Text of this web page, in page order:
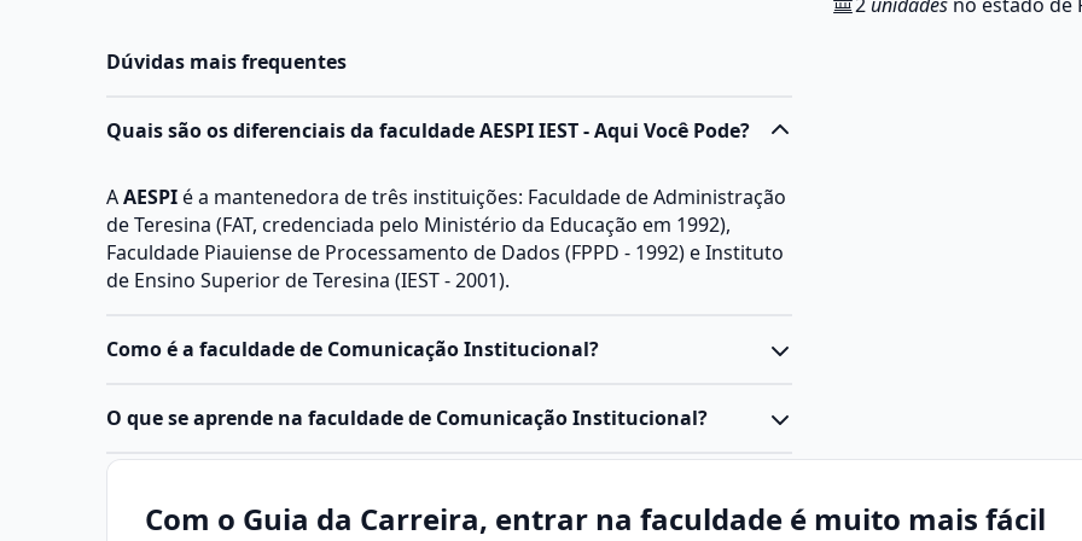
Dúvidas mais frequentes
Quais são os diferenciais da faculdade AESPI IEST - Aqui Você Pode?
AAESPIé a mantenedora de três instituições: Faculdade de Administração
de Teresina (FAT, credenciada pelo Ministério da Educação em 1992),
Faculdade Piauiense de Processamento de Dados (FPPD - 1992) e Instituto
de Ensino Superior de Teresina (IEST - 2001).
Como é a faculdade de Comunicação Institucional?
O curso de Comunicação Institucional pode ser realizado em nível
especificidades que impactam na duração e metodologia de ensino.
alunos para atuar na área de comunicação das empresas, organizações e
O que se aprende na faculdade de Comunicação Institucional?
profissionais para atuar na comunicação interna e externa de
Com o Guia da Carreira, entrar na faculdade é muito mais fácil